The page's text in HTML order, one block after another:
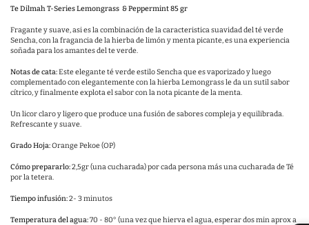
Te Dilmah T-Series Lemongrass & Peppermint 85 gr
Fragante y suave, asi es la combinación de la caracteristica suavidad del té verde
Sencha, con la fragancia de la hierba de limón y menta picante, es una experiencia
soñada para los amantes del te verde.
Notas de cata:Este elegante té verde estilo Sencha que es vaporizado y luego
complementado con elegantemente con la hierba Lemongrass le da un sutil sabor
cítrico, y finalmente explota el sabor con la nota picante de la menta.
Un licor claro y ligero que produce una fusión de sabores compleja y equilibrada.
Refrescante y suave.
Grado Hoja:OrangePekoe (OP)
Cómo prepararlo:2,5gr (una cucharada) por cada persona más una cucharada de Té
por la tetera.
Tiempo infusión:2- 3 minutos
Temperatura del agua:70 - 80° (una vez que hierva el agua, esperar dos min aprox a